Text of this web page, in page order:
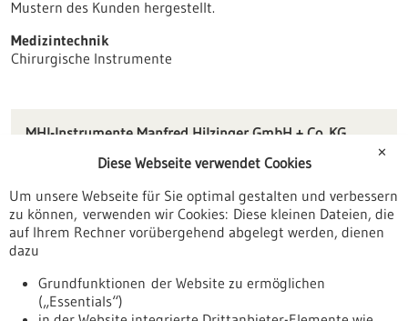
Mustern des Kunden hergestellt.
Medizintechnik
Chirurgische Instrumente
MHI-Instrumente Manfred Hilzinger GmbH + Co. KG
78532 Tuttlingen
info(at)mhi-hilzinger.de
www.mhi-hilzinger.de
✕
Diese Webseite verwendet Cookies
Um unsere Webseite für Sie optimal gestalten und verbessern
zu können, verwenden wir Cookies: Diese kleinen Dateien, die
auf Ihrem Rechner vorübergehend abgelegt werden, dienen
dazu
Grundfunktionen der Website zu ermöglichen
(„Essentials“)